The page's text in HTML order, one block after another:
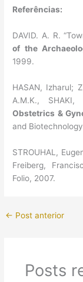
Referências:
DAVID. A. R.
of the
1999.
HASAN, Izharul;
A.M.K.,
Obstetrics &
and
STROUHAL,
Freiberg,
Folio, 2007.
← Post anterior
Posts